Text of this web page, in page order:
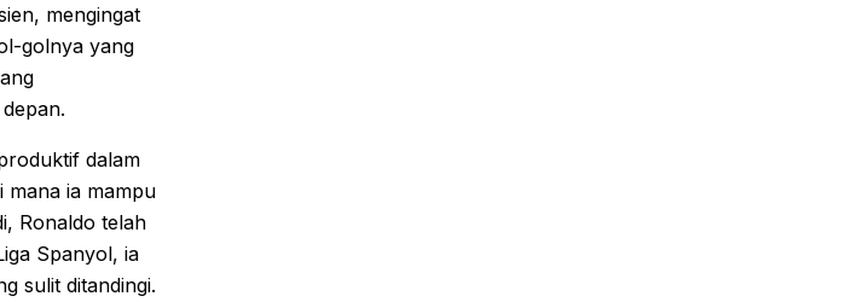
mengingat
golnya yang
dalam
mana ia mampu
Ronaldo telah
Spanyol, ia
sulit ditandingi.